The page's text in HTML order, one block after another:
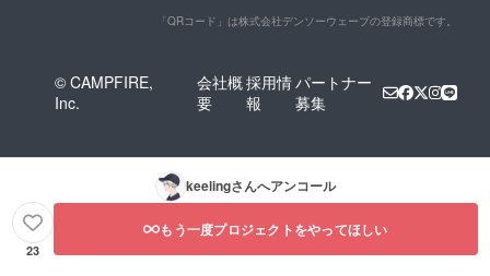
「QRコード」は株式会社デンソーウェーブの登録商標です。
© CAMPFIRE,
Inc.
会社概
要
採用情
報
パートナー
募集
keelingさんへアンコール
23
もう一度プロジェクトをやってほしい